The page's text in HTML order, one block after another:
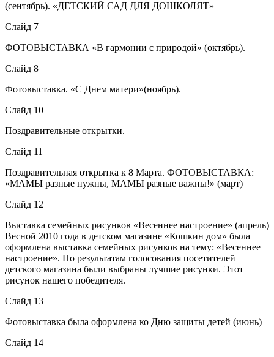
(сентябрь). «ДЕТСКИЙ САД ДЛЯ ДОШКОЛЯТ»
Слайд 7
ФОТОВЫСТАВКА «В гармонии с природой» (октябрь).
Слайд 8
Фотовыставка. «С Днем матери»(ноябрь).
Слайд 10
Поздравительные открытки.
Слайд 11
Поздравительная открытка к 8 Марта. ФОТОВЫСТАВКА:
«МАМЫ разные нужны, МАМЫ разные важны!» (март)
Слайд 12
Выставка семейных рисунков «Весеннее настроение» (апрель)
Весной 2010 года в детском магазине «Кошкин дом» была
оформлена выставка семейных рисунков на тему: «Весеннее
настроение». По результатам голосования посетителей
детского магазина были выбраны лучшие рисунки. Этот
рисунок нашего победителя.
Слайд 13
Фотовыставка была оформлена ко Дню защиты детей (июнь)
Слайд 14